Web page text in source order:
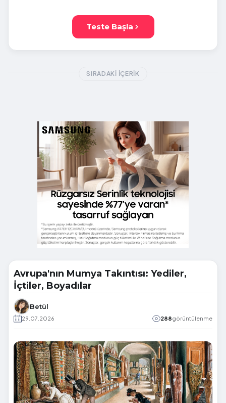
Teste Başla
SIRADAKI İÇERIK
Avrupa'nın Mumya Takıntısı: Yediler,
İçtiler, Boyadılar
Betül
29.07.2026 288görüntülenme